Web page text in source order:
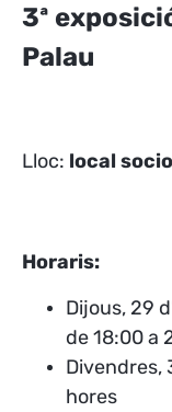
3ª
Palau
Lloc: local
Horaris:
Dijous, 29
de 18:00 a
Divendres,
hores